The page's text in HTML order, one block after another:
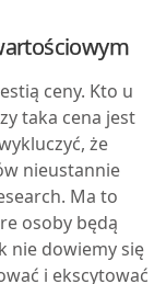
ceny. Kto u
taka cena jest
że
nieustannie
Ma to
osoby będą
nie dowiemy się
i ekscytować